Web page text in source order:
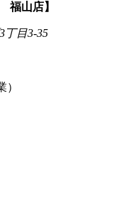
福山店】
丁目3-35